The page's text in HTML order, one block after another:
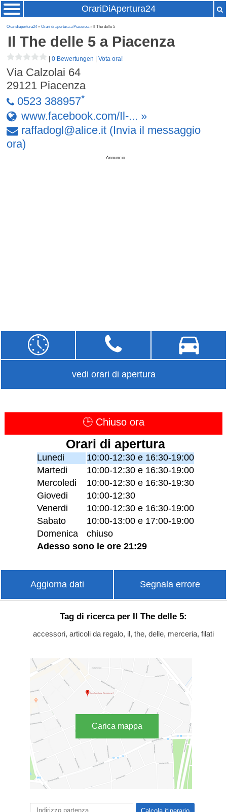
OrariDiApertura24
Oraridiapertura24»Orari di apertura a Piacenza» Il The delle 5
Il The delle 5 a Piacenza
|0 Bewertungen |Vota ora!
Via Calzolai 64
29121 Piacenza
0523 388957*
www.facebook.com/Il-... »
raffadogl @alice.it (Invia il messaggio
ora)
Annuncio
vedi orari di apertura
🕒 Chiuso ora
Orari di apertura
Lunedi
10:00-12:30 e 16:30-19:00
Martedi
10:00-12:30 e 16:30-19:00
Mercoledi
10:00-12:30 e 16:30-19:30
Giovedi
10:00-12:30
Venerdi
10:00-12:30 e 16:30-19:00
Sabato
10:00-13:00 e 17:00-19:00
Domenica
chiuso
Adesso sono le ore 21:29
Aggiorna dati Segnala errore
Tag di ricerca per Il The delle 5:
accessori, articoli da regalo, il, the, delle, merceria, filati
Carica mappa